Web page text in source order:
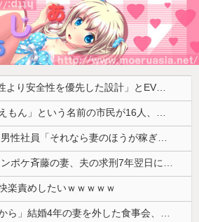
「BYD RACCOは利便性より安全性を優先した設計」とEV推進派がスカスカ構造を絶賛、これがRACCOの一番の特徴よな
インドネシアに「ドラえもん」という名前の市民が16人、「のび太」は181人
会社「君、転勤ね」→ 男性社員「それなら妻のほうが稼ぎいいんで辞めます」⇒ 結果・・・
【ネット騒然】 元ジャンポケ斉藤の妻、夫の求刑7年翌日にインスタ更新！その内容がガチでヤバすぎる…
楽責めしたいｗｗｗｗｗ
「身内だけの集まりだから」結婚4年の妻を外した食事会、その義理の両親が泊まりに来ると言い出して